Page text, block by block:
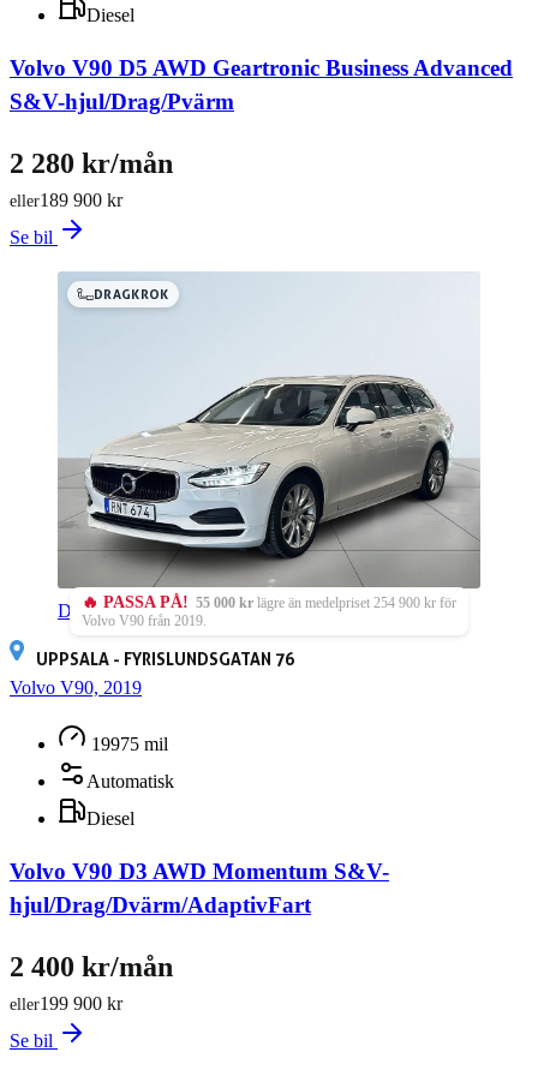
Diesel
Volvo V90 D5 AWD Geartronic Business Advanced
S&V-hjul/Drag/Pvärm
189 900 kr
eller
2 280 kr/mån
Se bil
DRAGKROK
Din första service ingår (värde 5 000 kr)
🔥 PASSA PÅ! 55 000 kr lägre än medelpriset 254 900 kr för
Volvo V90 från 2019.
UPPSALA - FYRISLUNDSGATAN 76
Volvo V90, 2019
19975 mil
Automatisk
Diesel
Volvo V90 D3 AWD Momentum S&V-
hjul/Drag/Dvärm/AdaptivFart
199 900 kr
eller
2 400 kr/mån
Se bil